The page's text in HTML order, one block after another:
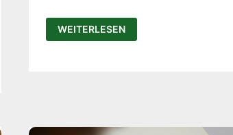
PROSCENIC
P12
TEST:
WEITERLESEN